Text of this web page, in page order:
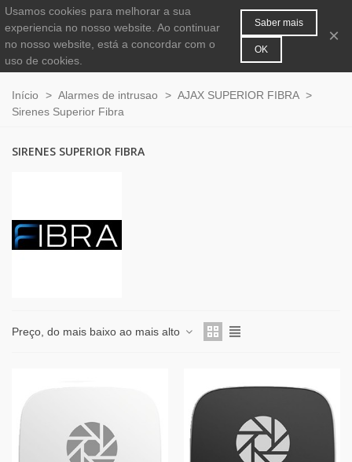
0
Início > Alarmes de intrusao > AJAX SUPERIOR FIBRA >
Sirenes Superior Fibra
SIRENES SUPERIOR FIBRA
Preço, do mais baixo ao mais alto
Usamos cookies para melhorar a sua
experiencia no nosso website. Ao continuar
no nosso website, está a concordar com o
uso de cookies.
Saber mais
OK
×